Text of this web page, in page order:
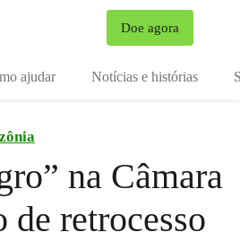
Doe agora
ajudar Notícias e histórias
na Câmara
de retrocesso